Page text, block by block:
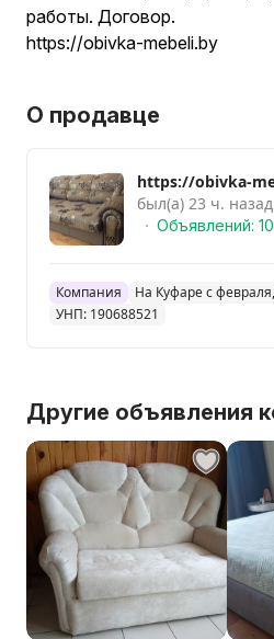
работы. Договор.
https://obivka-mebeli.by
О продавце
https://obivka-
был(а) 23 ч. назад
Объявлений: 10
Компания На Куфаре с
УНП: 190688521
Другие объявления